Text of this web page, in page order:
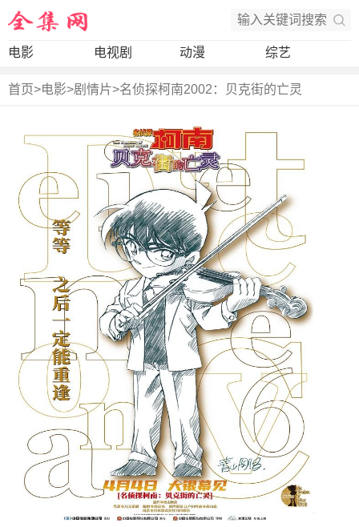
电影 电视剧 动漫 综艺
首页>电影>剧情片>名侦探柯南2002：贝克街的亡灵